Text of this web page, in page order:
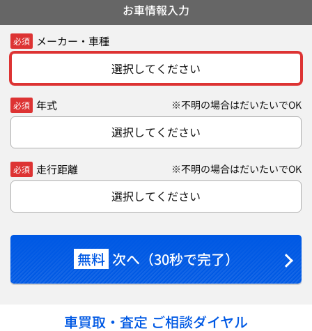
お車情報入力
必須 メーカー・車種
選択してください
必須 年式 ※不明の場合はだいたいでOK
選択してください
必須 走行距離 ※不明の場合はだいたいでOK
選択してください
無料 次へ（30秒で完了）
車買取・査定 ご相談ダイヤル